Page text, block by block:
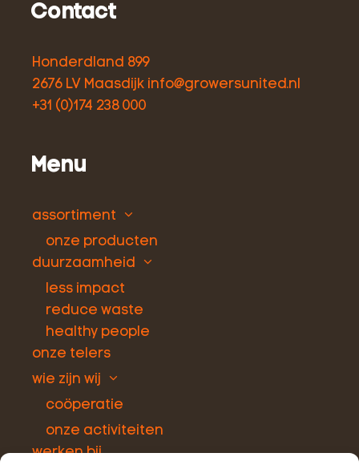
Contact
Honderdland 899
2676 LV Maasdijk info@growersunited.nl
+31 (0)174 238 000
Menu
assortiment
onze producten
duurzaamheid
less impact
reduce waste
healthy people
onze telers
wie zijn wij
coöperatie
onze activiteiten
werken bij